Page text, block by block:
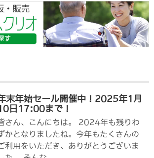
末年始セール開催中！2025年1月
日17:00まで！
さん、こんにちは。 2024年も残りわ
かとなりましたね。今年もたくさんの
利用をいただき、ありがとうございま